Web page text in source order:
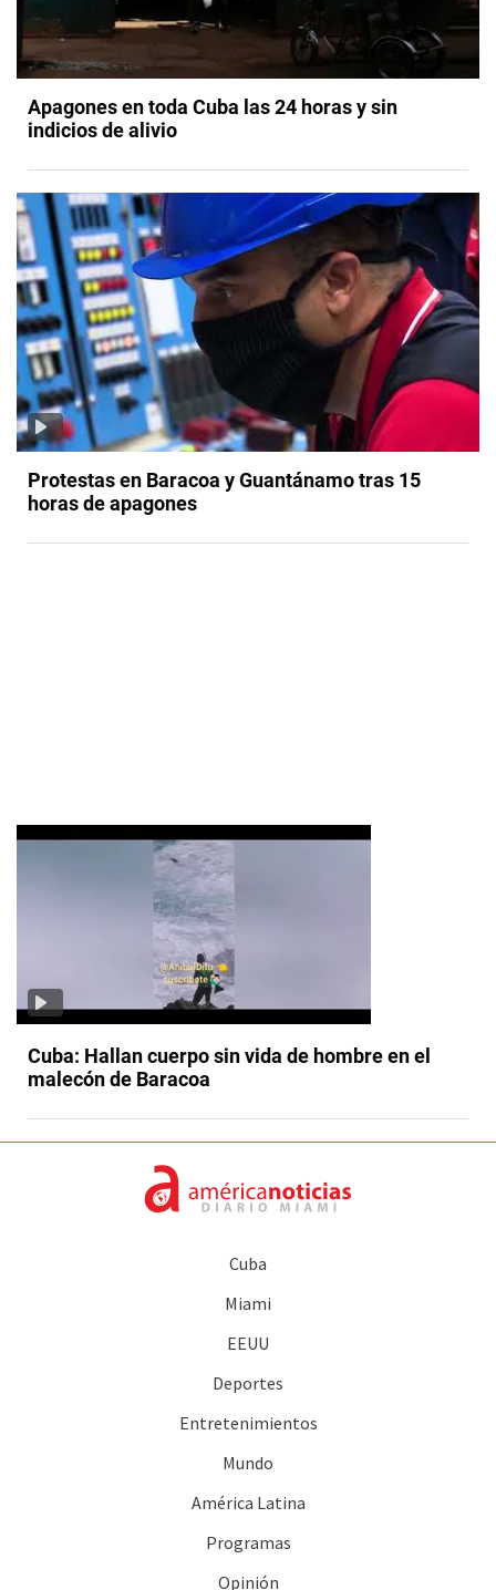
Apagones en toda Cuba las 24 horas y sin
indicios de alivio
Protestas en Baracoa y Guantánamo tras 15
horas de apagones
Cuba: Hallan cuerpo sin vida de hombre en el
malecón de Baracoa
Cuba
Miami
EEUU
Deportes
Entretenimientos
Mundo
América Latina
Programas
Opinión